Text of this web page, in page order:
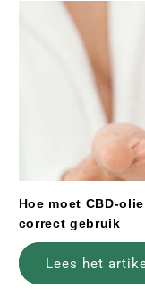
Hoe moet CBD-
correct gebruik
Lees het